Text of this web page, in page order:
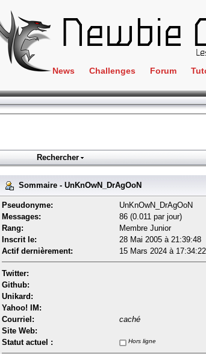
News Challenges
Crackme
ClientSide
Forensics
Logique
Programmation
Stéganographie
Wargame
Forum
Rechercher
Sommaire - UnKnOwN_DrAgOoN
Pseudonyme:
UnKnOwN_DrAgOoN
Messages:
86 (0.011 par jour)
Rang:
Membre Junior
Inscrit le:
28 Mai 2005 à 21:39:48
Actif dernièrement:
15 Mars 2024 à 17:34:22
Twitter:
Github:
Unikard:
Yahoo! IM:
Courriel:
caché
Site Web:
Statut actuel :
Hors ligne